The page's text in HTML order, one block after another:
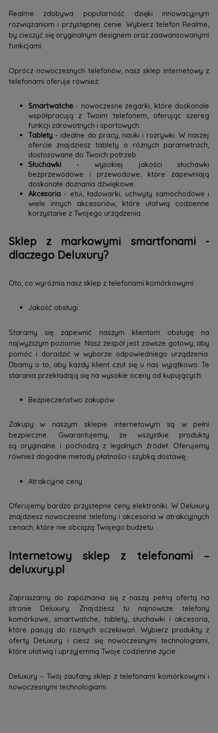
Realme zdobywa popularność dzięki innowacyjnym
rozwiązaniom i przystępnej cenie. Wybierz telefon Realme,
by cieszyć się oryginalnym designem oraz zaawansowanymi
funkcjami.
Oprócz nowoczesnych telefonów, nasz sklep internetowy z
telefonami oferuje również:
Smartwatche- nowoczesne zegarki, które doskonale
współpracują z Twoim telefonem, oferując szereg
funkcji zdrowotnych i sportowych.
Tablety- idealne do pracy, nauki i rozrywki. W naszej
ofercie znajdziesz tablety o różnych parametrach,
dostosowane do Twoich potrzeb.
Słuchawki- wysokiej jakości słuchawki
bezprzewodowe i przewodowe, które zapewniają
doskonałe doznania dźwiękowe.
Akcesoria- etui, ładowarki, uchwyty samochodowe i
wiele innych akcesoriów, które ułatwią codzienne
korzystanie z Twojego urządzenia.
Sklep z markowymi smartfonami -
dlaczego Deluxury?
Oto, co wyróżnia nasz sklep z telefonami komórkowymi:
Jakość obsługi
Staramy się zapewnić naszym klientom obsługę na
najwyższym poziomie. Nasz zespół jest zawsze gotowy, aby
pomóc i doradzić w wyborze odpowiedniego urządzenia.
Dbamy o to, aby każdy klient czuł się u nas wyjątkowo. Te
starania przekładają się na wysokie oceny od kupujących.
Bezpieczeństwo zakupów
Zakupy w naszym sklepie internetowym są w pełni
bezpieczne. Gwarantujemy, że wszystkie produkty
są oryginalne i pochodzą z legalnych źródeł. Oferujemy
również dogodne metody płatności i szybką dostawę.
Atrakcyjne ceny
Oferujemy bardzo przystepne ceny elektroniki. W Deluxury
znajdziesz nowoczesne telefony i akcesoria w atrakcyjnych
cenach, które nie obciążą Twojego budżetu.
Internetowy sklep z telefonami –
deluxury.pl
Zapraszamy do zapoznania się z naszą pełną ofertą na
stronie Deluxury. Znajdziesz tu najnowsze telefony
komórkowe, smartwatche, tablety, słuchawki i akcesoria,
które pasują do różnych oczekiwań. Wybierz produkty z
oferty Deluxury i ciesz się nowoczesnymi technologiami,
które ułatwią i uprzyjemnią Twoje codzienne życie.
Deluxury – Twój zaufany sklep z telefonami komórkowymi i
nowoczesnymi technologiami.